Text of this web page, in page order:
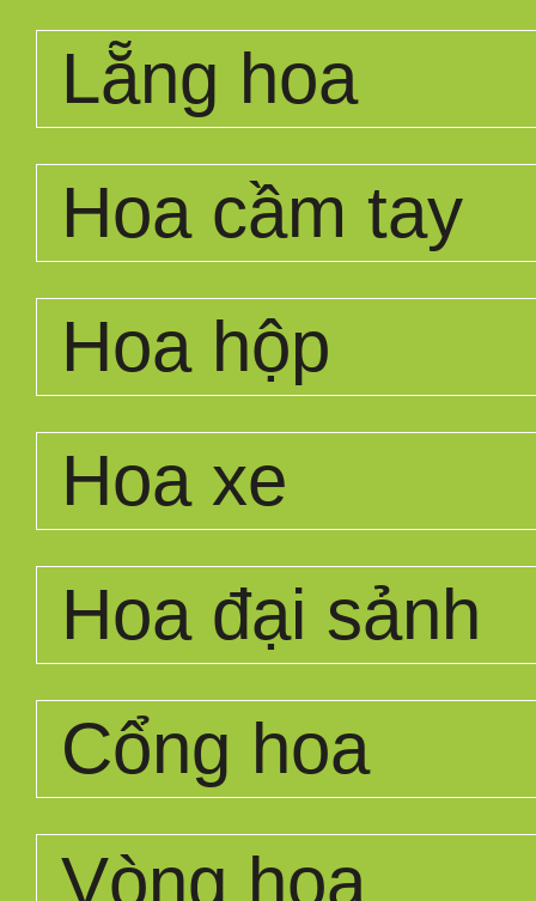
Lẵng hoa
Hoa cầm tay
Hoa hộp
Hoa xe
Hoa đại sảnh
Cổng hoa
Vòng hoa